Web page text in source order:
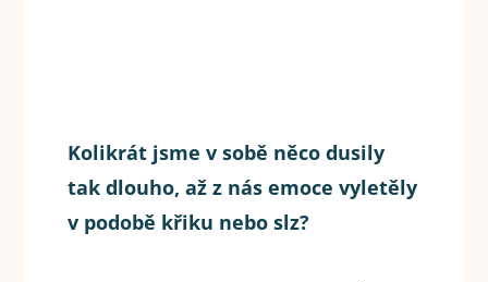
Kolikrát jsme v sobě něco dusily
tak dlouho, až z nás emoce vyletěly
v podobě křiku nebo slz?